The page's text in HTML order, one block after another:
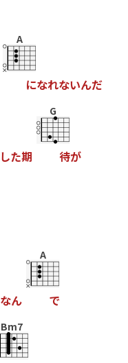
A
になれないんだ
した期
G
待が
なん
A
で
Bm7